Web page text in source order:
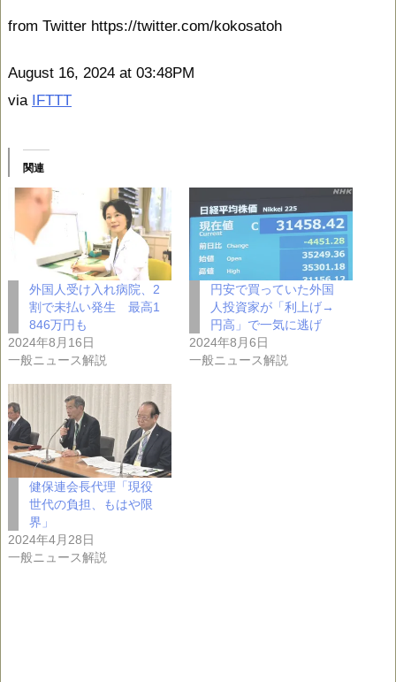
from Twitter https://twitter.com/kokosatoh
August 16, 2024 at 03:48PM
via IFTTT
関連
外国人受け入れ病院、2
割で未払い発生 最高1
846万円も
2024年8月16日
一般ニュース解説
円安で買っていた外国
人投資家が「利上げ→
円高」で一気に逃げ
2024年8月6日
一般ニュース解説
健保連会長代理「現役
世代の負担、もはや限
界」
2024年4月28日
一般ニュース解説